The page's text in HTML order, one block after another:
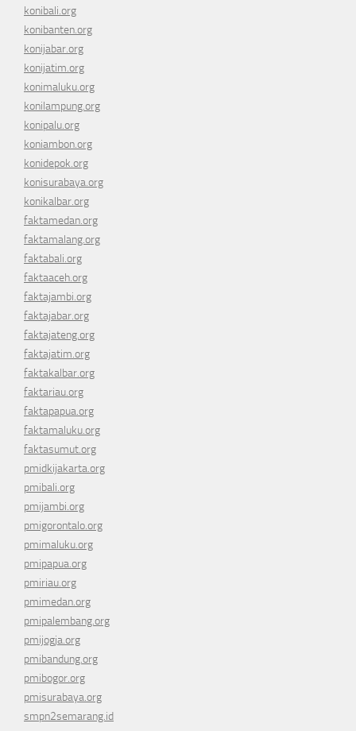
konibali.org
konibanten.org
konijabar.org
konijatim.org
konimaluku.org
konilampung.org
konipalu.org
koniambon.org
konidepok.org
konisurabaya.org
konikalbar.org
faktamedan.org
faktamalang.org
faktabali.org
faktaaceh.org
faktajambi.org
faktajabar.org
faktajateng.org
faktajatim.org
faktakalbar.org
faktariau.org
faktapapua.org
faktamaluku.org
faktasumut.org
pmidkijakarta.org
pmibali.org
pmijambi.org
pmigorontalo.org
pmimaluku.org
pmipapua.org
pmiriau.org
pmimedan.org
pmipalembang.org
pmijogja.org
pmibandung.org
pmibogor.org
pmisurabaya.org
smpn2semarang.id